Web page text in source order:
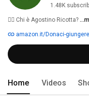
1.48K
🙋‍♂️ Chi è Agostino Ricotta?
amazon.it/Donaci-giungere-
Home Videos